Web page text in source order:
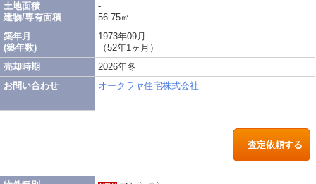
土地面積
建物/専有面積
築年月
(築年数)
売却時期
お問い合わせ
-
56.75㎡
1973年09月
（52年1ヶ月）
2026年冬
オークラヤ住宅株式会社
査定依頼する